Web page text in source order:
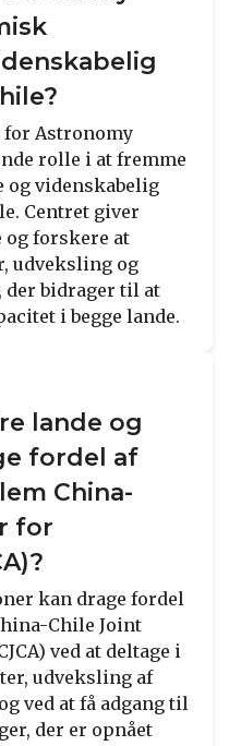
for Astronomy
rolle i at fremme
og videnskabelig
Centret giver
og forskere at
udveksling og
der bidrager til at
i begge lande.
lande og
fordel af
China-
for
kan drage fordel
Chile Joint
ved at deltage i
udveksling af
ved at få adgang til
der er opnået